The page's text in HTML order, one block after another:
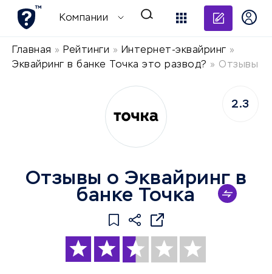
Компании
Главная » Рейтинги » Интернет-эквайринг »
Эквайринг в банке Точка это развод? » Отзывы
Отзывы о Эквайринг в
банке Точка
2.3